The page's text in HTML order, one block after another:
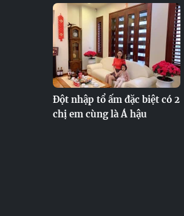
Đột nhập tổ ấm đặc biệt có 2
chị em cùng là Á hậu